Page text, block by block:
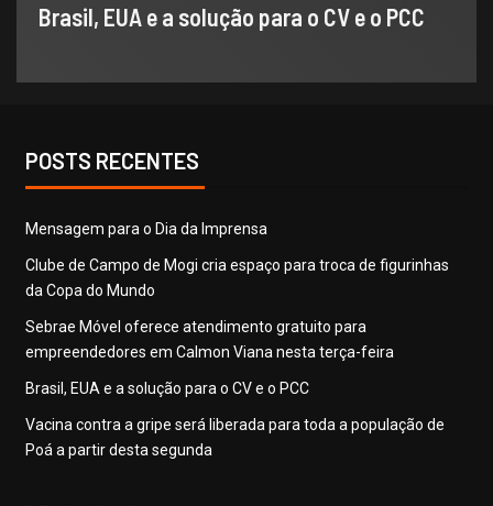
Brasil, EUA e a solução para o CV e o PCC
POSTS RECENTES
​Mensagem para o Dia da Imprensa
Clube de Campo de Mogi cria espaço para troca de figurinhas
da Copa do Mundo
Sebrae Móvel oferece atendimento gratuito para
empreendedores em Calmon Viana nesta terça-feira
Brasil, EUA e a solução para o CV e o PCC
Vacina contra a gripe será liberada para toda a população de
Poá a partir desta segunda